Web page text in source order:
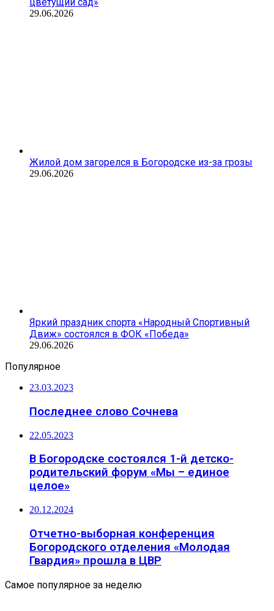
29.06.2026
Жилой дом загорелся в Богородске из-за грозы
29.06.2026
Яркий праздник спорта «Народный Спортивный
Движ» состоялся в ФОК «Победа»
29.06.2026
Популярное
23.03.2023
Последнее слово Сочнева
22.05.2023
В Богородске состоялся 1-й детско-
родительский форум «Мы – единое
целое»
20.12.2024
Отчетно-выборная конференция
Богородского отделения «Молодая
Гвардия» прошла в ЦВР
Самое популярное за неделю